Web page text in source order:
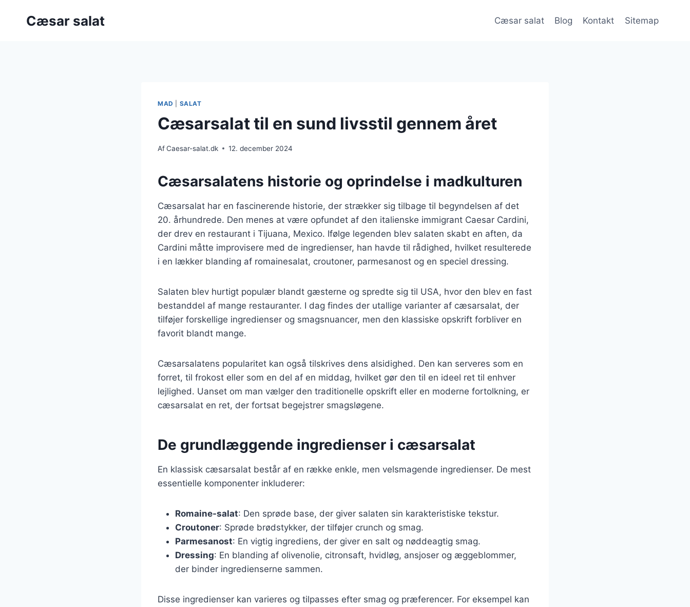
Cæsar salat Cæsar salat Blog Kontakt Sitemap
MAD SALAT
Cæsarsalat til en sund livsstil gennem året
AfCaesar-salat.dk 12. december 2024
Cæsarsalatens historie og oprindelse i madkulturen
Cæsarsalat har en fascinerende historie, der strækker sig tilbage til begyndelsen af det
20. århundrede. Den menes at være opfundet af den italienske immigrant Caesar Cardini,
der drev en restaurant i Tijuana, Mexico. Ifølge legenden blev salaten skabt en aften, da
Cardini måtte improvisere med de ingredienser, han havde til rådighed, hvilket resulterede
i en lækker blanding af romainesalat, croutoner, parmesanost og en speciel dressing.
Salaten blev hurtigt populær blandt gæsterne og spredte sig til USA, hvor den blev en fast
bestanddel af mange restauranter. I dag findes der utallige varianter af cæsarsalat, der
tilføjer forskellige ingredienser og smagsnuancer, men den klassiske opskrift forbliver en
favorit blandt mange.
Cæsarsalatens popularitet kan også tilskrives dens alsidighed. Den kan serveres som en
forret, til frokost eller som en del af en middag, hvilket gør den til en ideel ret til enhver
lejlighed. Uanset om man vælger den traditionelle opskrift eller en moderne fortolkning, er
cæsarsalat en ret, der fortsat begejstrer smagsløgene.
De grundlæggende ingredienser i cæsarsalat
En klassisk cæsarsalat består af en række enkle, men velsmagende ingredienser. De mest
essentielle komponenter inkluderer:
Romaine-salat: Den sprøde base, der giver salaten sin karakteristiske tekstur.
Croutoner: Sprøde brødstykker, der tilføjer crunch og smag.
Parmesanost: En vigtig ingrediens, der giver en salt og nøddeagtig smag.
Dressing: En blanding af olivenolie, citronsaft, hvidløg, ansjoser og æggeblommer,
der binder ingredienserne sammen.
Disse ingredienser kan varieres og tilpasses efter smag og præferencer. For eksempel kan